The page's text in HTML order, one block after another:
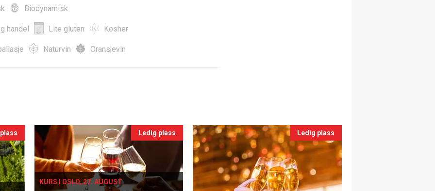
Biodynamisk
handel Lite gluten Kosher
Naturvin Oransjevin
Ledig plass
KURS I OSLO, 27. AUGUST
Ledig plass